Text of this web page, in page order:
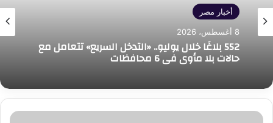
أخبار مصر
8 أغسطس، 2026
552 بلاغًا خلال يوليو.. «التدخل السريع» تتعامل مع
حالات بلا مأوى في 6 محافظات
رئيس